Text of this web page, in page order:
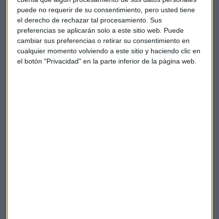
puede no requerir de su consentimiento, pero usted tiene
el derecho de rechazar tal procesamiento. Sus
preferencias se aplicarán solo a este sitio web. Puede
cambiar sus preferencias o retirar su consentimiento en
cualquier momento volviendo a este sitio y haciendo clic en
el botón "Privacidad" en la parte inferior de la página web.
investigación de una serie de movimientos en unos fondos
durante la época en la que era Ministro de Economía
que dejaron de ser considerados como delito de cohecho. Se
descubrieron por una serie de informes de la UCO (Unidad
Central Operativa). La Audiencia de Madrid reabre la
investigación por la posibilidad de que tuvieran un blanqueo